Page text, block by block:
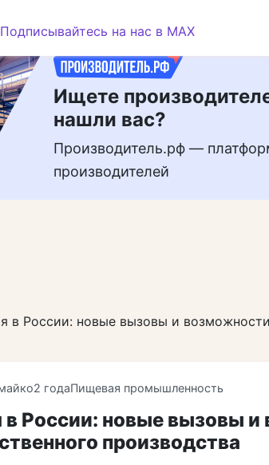
Ищете
нашли вас?
Производитель.рф —
производителей
Подписывайтесь на нас в MAX
в России: новые вызовы и
2 годаПищевая промышленность
в России: новые вызовы
производства